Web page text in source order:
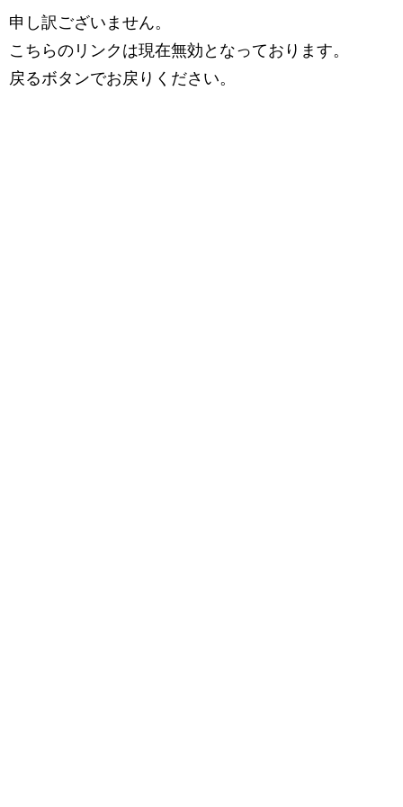
申し訳ございません。
こちらのリンクは現在無効となっております。
戻るボタンでお戻りください。